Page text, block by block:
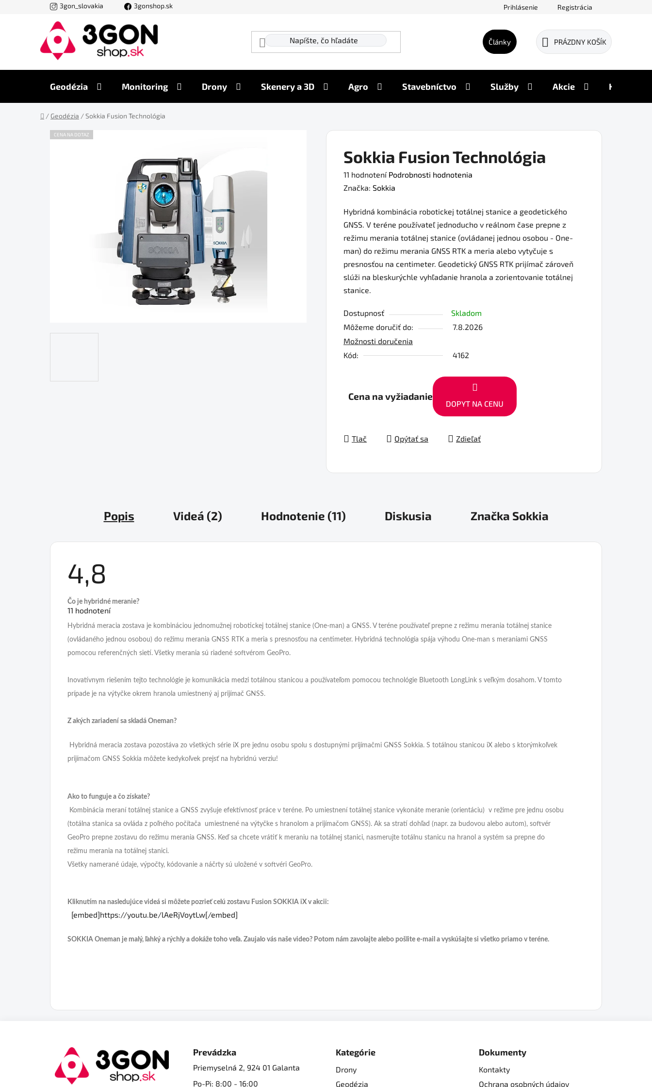
3gon_slovakia 3gonshop.sk Prihlásenie Registrácia
Články
NÁKUPNÝ
PRÁZDNY KOŠÍK
Geodézia Monitoring Drony Skenery a 3D Agro Stavebníctvo Služby Akcie Kontakty
Domov
/ Geodézia /Sokkia Fusion Technológia
Sokkia Fusion Technológia
Priemerné
hodnotenie
je
4,8
z
5
hviezdičiek.
11 hodnotení Podrobnosti hodnotenia
Značka: Sokkia
Hybridná kombinácia robotickej totálnej stanice a geodetického
GNSS. V teréne používateľ jednoducho v reálnom čase prepne z
režimu merania totálnej stanice (ovládanej jednou osobou - One-
man) do režimu merania GNSS RTK a meria alebo vytyčuje s
presnosťou na centimeter. Geodetický GNSS RTK prijímač zároveň
slúži na bleskurýchle vyhľadanie hranola a zorientovanie totálnej
stanice.
Dostupnosť
Skladom
Môžeme doručiť do:
7.8.2026
Možnosti doručenia
Kód:
4162
Cena na vyžiadanie
DOPYT NA CENU
Tlač Opýtať sa Zdieľať
CENA NA DOTAZ
Popis Videá (2) Hodnotenie (11) Diskusia Značka Sokkia
4,8
Priemerné
hodnotenie
produktu
4,8
z
5
hviezdičiek.
11 hodnotení
Čo je hybridné meranie?
Hybridná meracia zostava je kombináciou jednomužnej robotickej totálnej stanice (One-man) a GNSS. V teréne používateľ prepne z režimu merania totálnej stanice
(ovládaného jednou osobou) do režimu merania GNSS RTK a meria s presnosťou na centimeter. Hybridná technológia spája výhodu One-man s meraniami GNSS
pomocou referenčných sietí. Všetky merania sú riadené softvérom GeoPro.
Inovatívnym riešením tejto technológie je komunikácia medzi totálnou stanicou a používateľom pomocou technológie Bluetooth LongLink s veľkým dosahom. V tomto
prípade je na výtyčke okrem hranola umiestnený aj prijímač GNSS.
Z akých zariadení sa skladá Oneman?
Hybridná meracia zostava pozostáva zo všetkých série iX pre jednu osobu spolu s dostupnými prijímačmi GNSS Sokkia. S totálnou stanicou iX alebo s ktorýmkoľvek
prijímačom GNSS Sokkia môžete kedykoľvek prejsť na hybridnú verziu!
Ako to funguje a čo získate?
Kombinácia meraní totálnej stanice a GNSS zvyšuje efektívnosť práce v teréne. Po umiestnení totálnej stanice vykonáte meranie (orientáciu) v režime pre jednu osobu
(totálna stanica sa ovláda z poľného počítača umiestnené na výtyčke s hranolom a prijímačom GNSS). Ak sa stratí dohľad (napr. za budovou alebo autom), softvér
GeoPro prepne zostavu do režimu merania GNSS. Keď sa chcete vrátiť k meraniu na totálnej stanici, nasmerujte totálnu stanicu na hranol a systém sa prepne do
režimu merania na totálnej stanici.
Všetky namerané údaje, výpočty, kódovanie a náčrty sú uložené v softvéri GeoPro.
Kliknutím na nasledujúce videá si môžete pozrieť celú zostavu Fusion SOKKIA iX v akcii:
[embed]https://youtu.be/lAeRjVoytLw[/embed]
SOKKIA Oneman je malý, ľahký a rýchly a dokáže toho veľa. Zaujalo vás naše video? Potom nám zavolajte alebo pošlite e-mail a vyskúšajte si všetko priamo v teréne.
Prevádzka
Priemyselná 2, 924 01 Galanta
Po-Pi: 8:00 - 16:00
Kategórie
Drony
Geodézia
Dokumenty
Kontakty
Ochrana osobných údajov